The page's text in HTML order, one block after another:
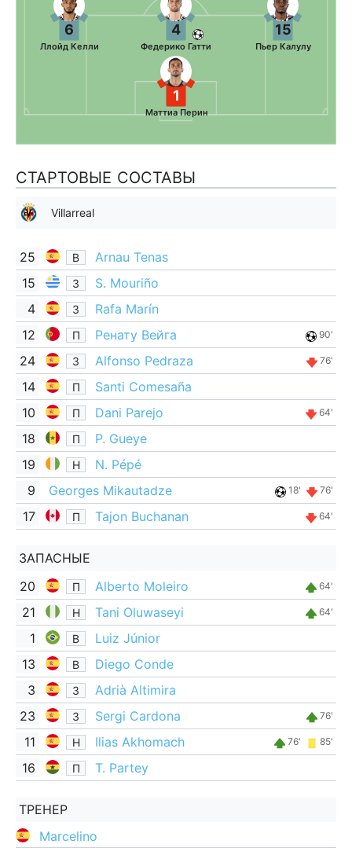
1
Маттиа Перин
6
Ллойд Келли
4
Федерико Гатти
15
Пьер Калулу
СТАРТОВЫЕ СОСТАВЫ
Villarreal
25 В
Arnau Tenas
15
З
S. Mouriño
4
З
Rafa Marín
12
П Ренату Вейга 90'
24 З Alfonso Pedraza 76'
14 П
Santi Comesaña
10
П Dani Parejo 64'
18 П
P. Gueye
19
Н
N. Pépé
9
Georges Mikautadze 18' 76'
17 П Tajon Buchanan 64'
ЗАПАСНЫЕ
20
П Alberto Moleiro 64'
21 Н Tani Oluwaseyi 64'
1 В
Luiz Júnior
13
В
Diego Conde
3
З
Adrià Altimira
23
З Sergi Cardona 76'
11 Н Ilias Akhomach 76' 85'
16 П T. Partey
ТРЕНЕР
Marcelino